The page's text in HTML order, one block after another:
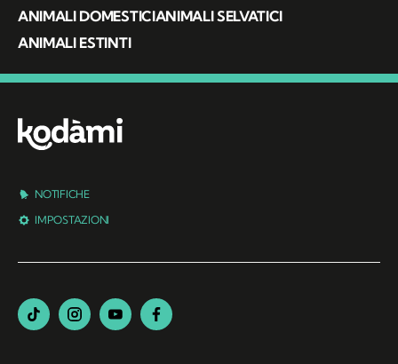
ANIMALI DOMESTICIANIMALI SELVATICI
ANIMALI ESTINTI
NOTIFICHE
IMPOSTAZIONI